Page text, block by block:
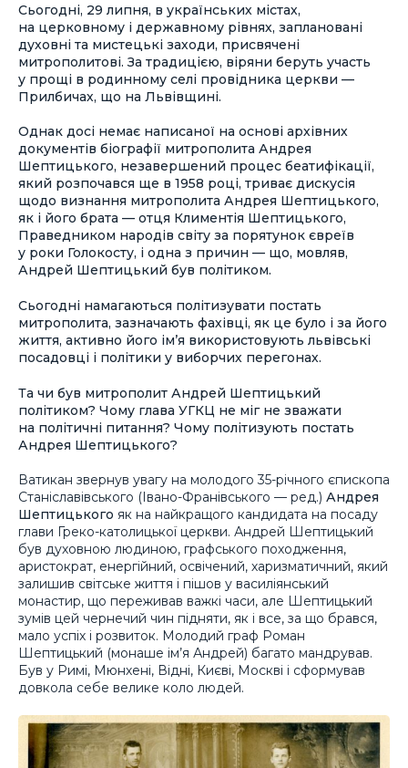
Сьогодні, 29 липня, в українських містах,
на церковному і державному рівнях, заплановані
духовні та мистецькі заходи, присвячені
митрополитові. За традицією, віряни беруть участь
у прощі в родинному селі провідника церкви —
Прилбичах, що на Львівщині.
Однак досі немає написаної на основі архівних
документів біографії митрополита Андрея
Шептицького, незавершений процес беатифікації,
який розпочався ще в 1958 році, триває дискусія
щодо визнання митрополита Андрея Шептицького,
як і його брата — отця Климентія Шептицького,
Праведником народів світу за порятунок євреїв
у роки Голокосту, і одна з причин — що, мовляв,
Андрей Шептицький був політиком.
Сьогодні намагаються політизувати постать
митрополита, зазначають фахівці, як це було і за його
життя, активно його ім’я використовують львівські
посадовці і політики у виборчих перегонах.
Та чи був митрополит Андрей Шептицький
політиком? Чому глава УГКЦ не міг не зважати
на політичні питання? Чому політизують постать
Андрея Шептицького?
Ватикан звернув увагу на молодого 35-річного єпископа
Станіславівського (Івано-Франівського — ред.) Андрея
Шептицького як на найкращого кандидата на посаду
глави Греко-католицької церкви. Андрей Шептицький
був духовною людиною, графського походження,
аристократ, енергійний, освічений, харизматичний, який
залишив світське життя і пішов у василіянський
монастир, що переживав важкі часи, але Шептицький
зумів цей чернечий чин підняти, як і все, за що брався,
мало успіх і розвиток. Молодий граф Роман
Шептицький (монаше ім’я Андрей) багато мандрував.
Був у Римі, Мюнхені, Відні, Києві, Москві і сформував
довкола себе велике коло людей.